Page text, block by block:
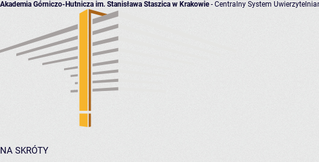
Akademia Górniczo-Hutnicza im. Stanisława Staszica w Krakowie- Centralny System
NA SKRÓTY